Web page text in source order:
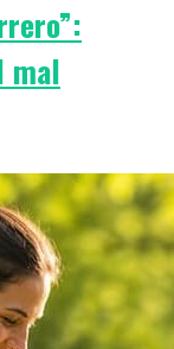
mal